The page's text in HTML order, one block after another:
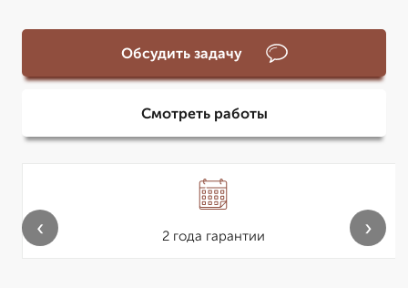
Обсудить задачу
Смотреть работы
2 года гарантии
‹ ›